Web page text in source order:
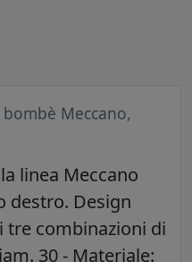
Meccano,
linea Meccano
destro. Design
combinazioni di
30 - Materiale: